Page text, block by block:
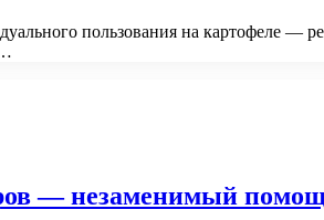
пользования на картофеле —
— незаменимый